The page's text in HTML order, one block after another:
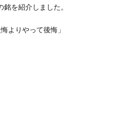
を紹介しました。
よりやって後悔」